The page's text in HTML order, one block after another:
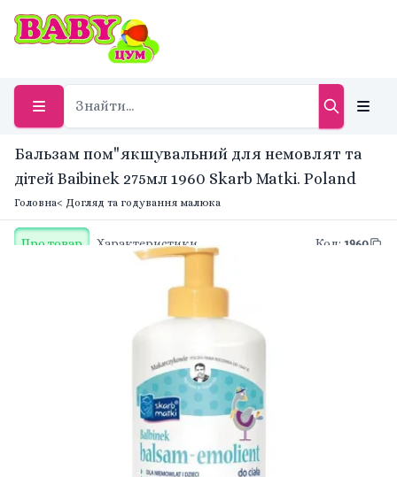
Бальзам пом"якшувальний для немовлят та
дітей Baibinek 275мл 1960 Skarb Matki. Poland
Головна< Догляд та годування малюка
Про товар Характеристики Код: 1960